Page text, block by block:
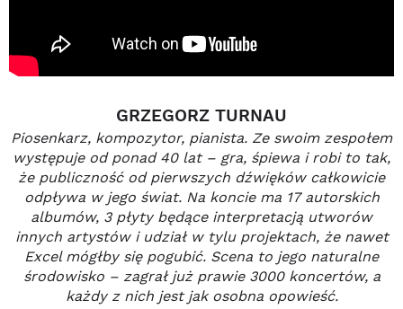
GRZEGORZ TURNAU
Piosenkarz, kompozytor, pianista. Ze swoim zespołem
występuje od ponad 40 lat – gra, śpiewa i robi to tak,
że publiczność od pierwszych dźwięków całkowicie
odpływa w jego świat. Na koncie ma 17 autorskich
albumów, 3 płyty będące interpretacją utworów
innych artystówi udział w tylu projektach, że nawet
Excel mógłby się pogubić. Scena to jego naturalne
środowisko – zagrał już prawie 3000 koncertów, a
każdy z nich jest jak osobna opowieść.